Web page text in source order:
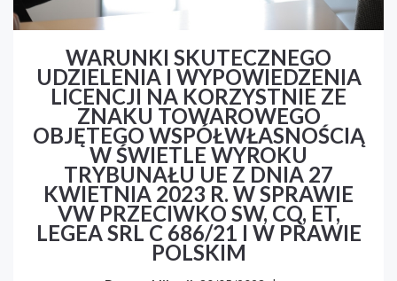
WARUNKI SKUTECZNEGO
UDZIELENIA I WYPOWIEDZENIA
LICENCJI NA KORZYSTNIE ZE
ZNAKU TOWAROWEGO
OBJĘTEGO WSPÓŁWŁASNOŚCIĄ
W ŚWIETLE WYROKU
TRYBUNAŁU UE Z DNIA 27
KWIETNIA 2023 R. W SPRAWIE
VW PRZECIWKO SW, CQ, ET,
LEGEA SRL C 686/21 I W PRAWIE
POLSKIM